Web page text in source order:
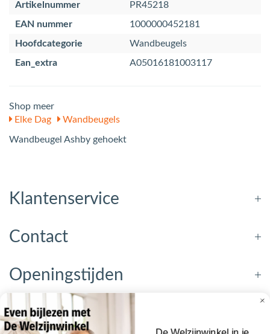
Artikelnummer
PR45218
EAN nummer
1000000452181
Hoofdcategorie
Wandbeugels
Ean_extra
A05016181003117
Shop meer
Elke Dag
Wandbeugels
Wandbeugel Ashby gehoekt
Klantenservice
Contact
Openingstijden
Nieuwsbrief